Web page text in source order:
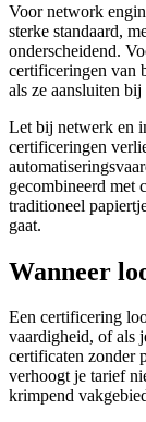
Voor network
sterke standaard,
onderscheidend.
certificeringen van
als ze aansluiten
Let bij netwerk en
certificeringen
gecombineerd met
traditioneel
gaat.
Wanneer
Een certificering
vaardigheid, of als
certificaten zonder
verhoogt je tarief
krimpend